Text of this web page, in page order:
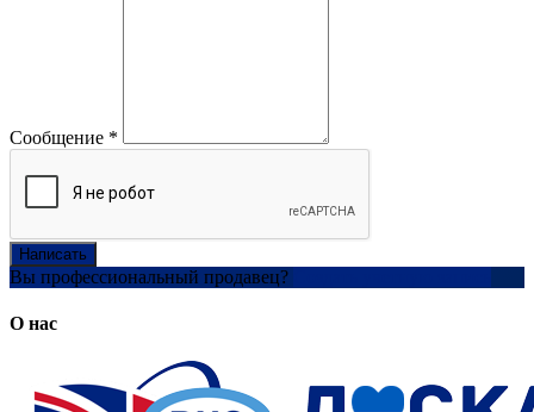
Сообщение *
Написать
Вы профессиональный продавец?
О нас